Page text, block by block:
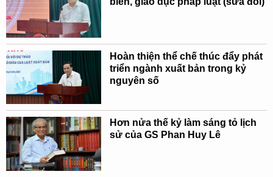
Hoàn thiện thể chế thúc đẩy phát
triển ngành xuất bản trong kỷ
nguyên số
Hơn nửa thế kỷ làm sáng tỏ lịch
sử của GS Phan Huy Lê